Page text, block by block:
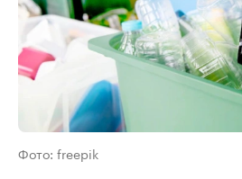
Фото: freepik